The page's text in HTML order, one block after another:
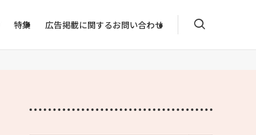
特集 広告掲載に関するお問い合わせ